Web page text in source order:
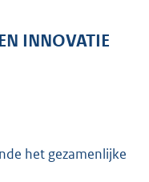
INNOVATIE
het gezamenlijke